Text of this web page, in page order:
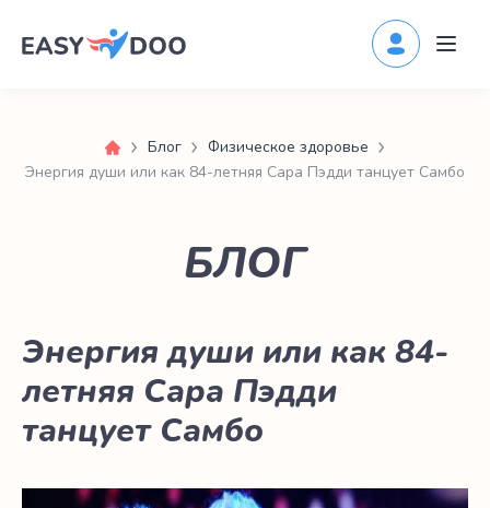
Блог
Физическое здоровье
Энергия души или как 84-летняя Сара Пэдди танцует Самбо
БЛОГ
Энергия души или как 84-
летняя Сара Пэдди
танцует Самбо